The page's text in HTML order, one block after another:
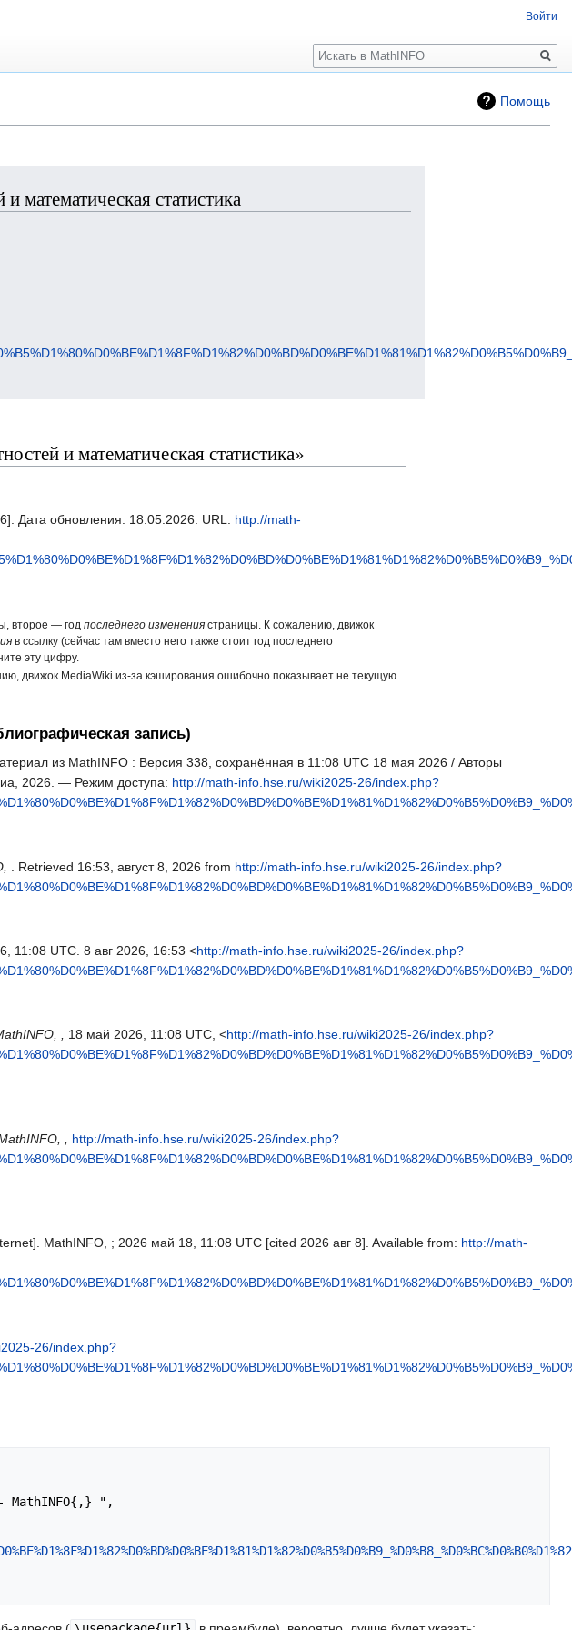
Помощь
математическая статистика
и математическая статистика»
Дата обновления: 18.05.2026. URL: http://math-
второе — год последнего изменениястраницы. К сожалению, движок
в ссылку (сейчас там вместо него также стоит год последнего
эту цифру.
движок MediaWiki из-за кэширования ошибочно показывает не текущую
запись)
из MathINFO : Версия 338, сохранённая в 11:08 UTC 18 мая 2026 / Авторы
2026. — Режим доступа: http://math-info.hse.ru/wiki2025-26/index.php?
. Retrieved 16:53, август 8, 2026 from http://math-info.hse.ru/wiki2025-26/index.php?
11:08 UTC. 8 авг 2026, 16:53 <http://math-info.hse.ru/wiki2025-26/index.php?
, 18 май 2026, 11:08 UTC, <http://math-info.hse.ru/wiki2025-26/index.php?
,
http://math-info.hse.ru/wiki2025-26/index.php?
MathINFO, ; 2026 май 18, 11:08 UTC [cited 2026 авг 8]. Available from: http://math-
26/index.php?
Войти
Поиск